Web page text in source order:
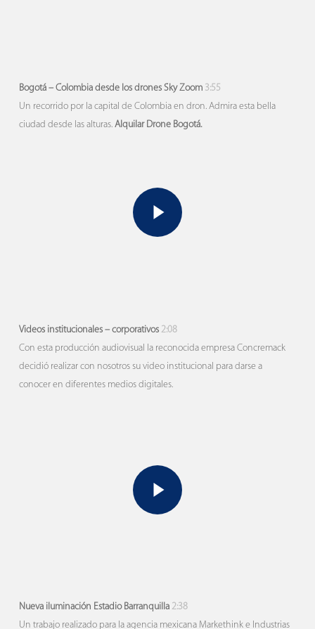
Bogotá – Colombia desde los drones Sky Zoom 3:55
Un recorrido por la capital de Colombia en dron. Admira esta bella
ciudad desde las alturas.Alquilar Drone Bogotá.
Play Video
Videos institucionales – corporativos 2:08
Con esta producción audiovisual la reconocida empresa Concremack
decidió realizar con nosotros su video institucional para darse a
conocer en diferentes medios digitales.
Play Video
Nueva iluminación Estadio Barranquilla 2:38
Un trabajo realizado para la agencia mexicana Markethink e Industrias